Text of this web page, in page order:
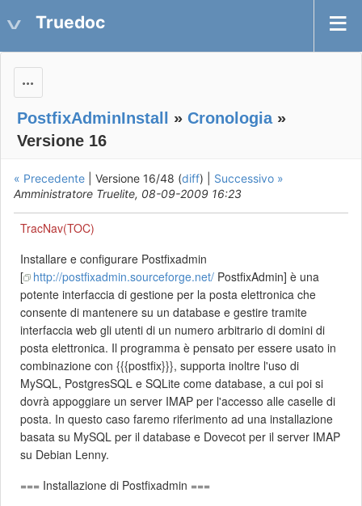
Truedoc
PostfixAdminInstall » Cronologia»
Versione 16
« Precedente | Versione 16/48 (diff) | Successivo »
Amministratore Truelite, 08-09-2009 16:23
TracNav(TOC)
Installare e configurare Postfixadmin
[
http://postfixadmin.sourceforge.net/ PostfixAdmin] è una
potente interfaccia di gestione per la posta elettronica che
consente di mantenere su un database e gestire tramite
interfaccia web gli utenti di un numero arbitrario di domini di
posta elettronica. Il programma è pensato per essere usato in
combinazione con {{{postfix}}}, supporta inoltre l'uso di
MySQL, PostgresSQL e SQLite come database, a cui poi si
dovrà appoggiare un server IMAP per l'accesso alle caselle di
posta. In questo caso faremo riferimento ad una installazione
basata su MySQL per il database e Dovecot per il server IMAP
su Debian Lenny.
=== Installazione di Postfixadmin ===